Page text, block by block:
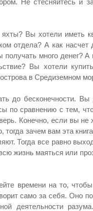
Не стесняйтесь и
Вы хотели иметь
отдела? А как насчет
много денег? А
Вы хотели
в Средиземном
до бесконечности.
по сравнению с тем,
Конечно, если вы не
тогда зачем вам эта
Тогда все равно
жизнь маяться или
времени на то,
само за себя. Оно
деятельности